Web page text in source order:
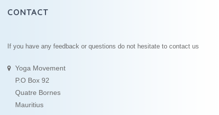
CONTACT
If you have any feedback or questions do not hesitate to contact us
Yoga Movement
P.O Box 92
Quatre Bornes
Mauritius